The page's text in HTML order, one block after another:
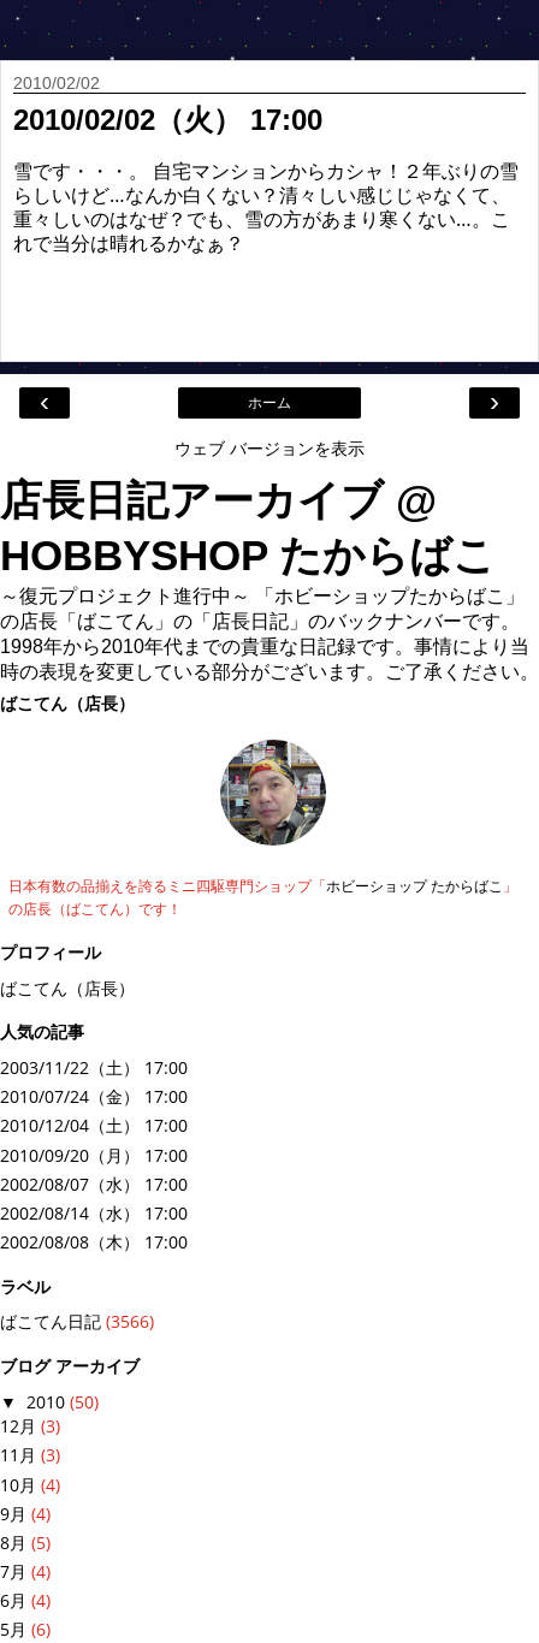
2010/02/02
2010/02/02（火） 17:00
雪です・・・。 自宅マンションからカシャ！２年ぶりの雪
らしいけど…なんか白くない？清々しい感じじゃなくて、
重々しいのはなぜ？でも、雪の方があまり寒くない…。こ
れで当分は晴れるかなぁ？
‹ ›
ホーム
ウェブ バージョンを表示
店長日記アーカイブ @
HOBBYSHOP たからばこ
～復元プロジェクト進行中～ 「ホビーショップたからばこ」
の店長「ばこてん」の「店長日記」のバックナンバーです。
1998年から2010年代までの貴重な日記録です。事情により当
時の表現を変更している部分がございます。ご了承ください。
ばこてん（店長）
日本有数の品揃えを誇るミニ四駆専門ショップ「 ホビーショップ たからばこ 」
の店長（ばこてん）です！
プロフィール
ばこてん（店長）
人気の記事
2003/11/22（土） 17:00
2010/07/24（金） 17:00
2010/12/04（土） 17:00
2010/09/20（月） 17:00
2002/08/07（水） 17:00
2002/08/14（水） 17:00
2002/08/08（木） 17:00
ラベル
ばこてん日記 (3566)
ブログ アーカイブ
▼ 2010 (50)
12月 (3)
11月 (3)
10月 (4)
9月 (4)
8月 (5)
7月 (4)
6月 (4)
5月 (6)